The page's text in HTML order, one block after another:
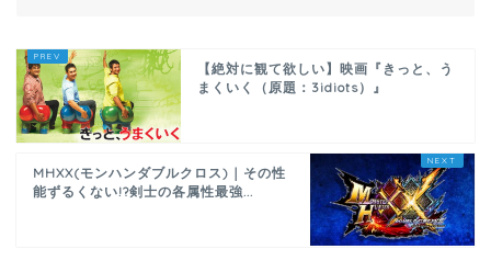
【絶対に観て欲しい】映画『きっと、う
まくいく（原題：3idiots）』
MHXX(モンハンダブルクロス)｜その性
能ずるくない!?剣士の各属性最強...